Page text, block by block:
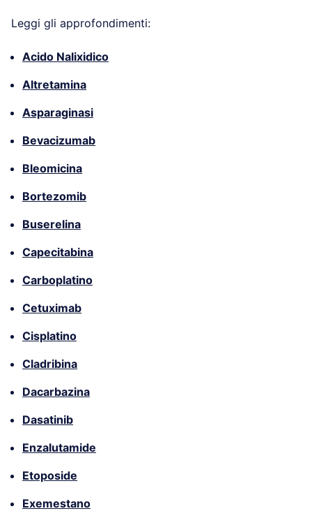
Leggi gli approfondimenti:
Acido Nalixidico
Altretamina
Asparaginasi
Bevacizumab
Bleomicina
Bortezomib
Buserelina
Capecitabina
Carboplatino
Cetuximab
Cisplatino
Cladribina
Dacarbazina
Dasatinib
Enzalutamide
Etoposide
Exemestano